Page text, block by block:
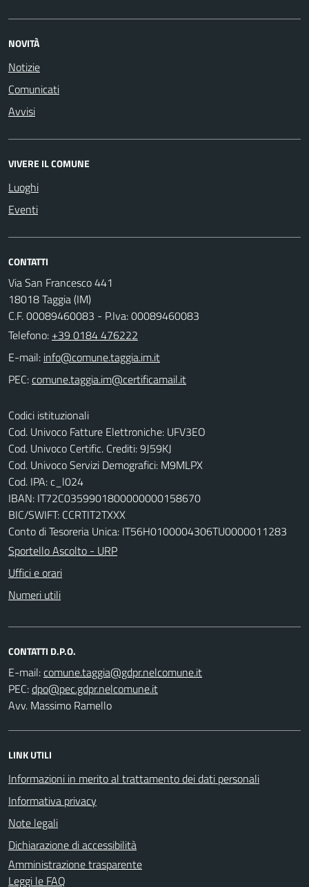
NOVITÀ
Notizie
Comunicati
Avvisi
VIVERE IL COMUNE
Luoghi
Eventi
CONTATTI
Via San Francesco 441
18018 Taggia (IM)
C.F. 00089460083 - P.Iva: 00089460083
Telefono: +39 0184 476222
E-mail:
PEC:
Codici istituzionali
Cod. Univoco Fatture Elettroniche: UFV3EO
Cod. Univoco Certific. Crediti: 9J59KJ
Cod. Univoco Servizi Demografici: M9MLPX
Cod. IPA: c_l024
IBAN: IT72C0359901800000000158670
BIC/SWIFT: CCRTIT2TXXX
Conto di Tesoreria Unica: IT56H0100004306TU0000011283
Sportello Ascolto - URP
Uffici e orari
Numeri utili
CONTATTI D.P.O.
E-mail:
PEC:
Avv. Massimo Ramello
LINK UTILI
Informazioni in merito al trattamento dei dati personali
Informativa privacy
Note legali
Dichiarazione di accessibilità
Amministrazione trasparente
Leggi le FAQ